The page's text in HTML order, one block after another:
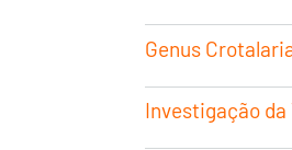
Genus
Investigação da